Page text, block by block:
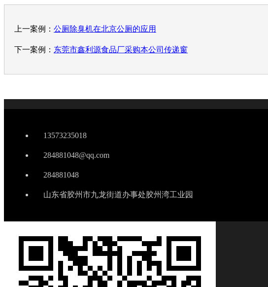
上一案例： 公厕除臭机在北京公厕的应用
下一案例： 东莞市鑫利源食品厂采购本公司传递窗
13573235018
284881048@qq.com
284881048
山东省胶州市九龙街道办事处胶州湾工业园